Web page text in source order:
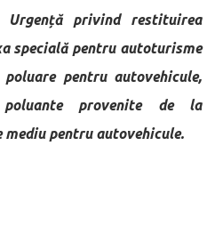
Urgență privind restituirea
specială pentru autoturisme
pentru autovehicule,
provenite de la
pentru autovehicule.